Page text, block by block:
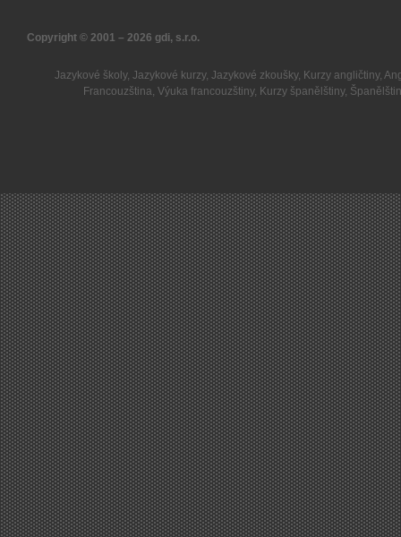
Copyright © 2001 – 2026 gdi, s.r.o.
Jazykové školy, Jazykové kurzy, Jazykové zkoušky, Kurzy angličtiny,
Francouzština,Výuka francouzštiny, Kurzy španělštiny,